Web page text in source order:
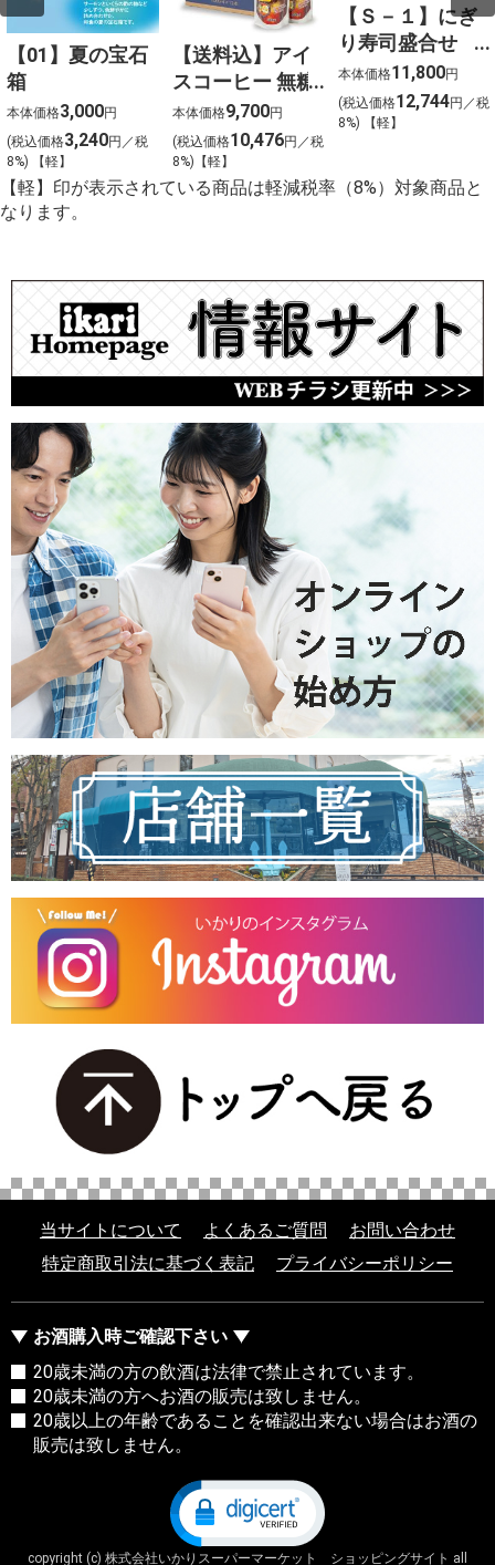
【01】夏の宝石
箱
本体価格3,000円
(税込価格3,240円／税
8%) 【軽】
【送料込】アイ
スコーヒー 無糖
〈ケース販売〉
本体価格9,700円
(税込価格10,476円／税
8%)【軽】
【Ｓ－１】にぎ
り寿司盛合せ
（上）〈４人
前〉
本体価格11,800円
(税込価格12,744円／税
8%) 【軽】
【軽】印が表示されている商品は軽減税率（8%）対象商品と
なります。
当サイトについて よくあるご質問
お問い合わせ
特定商取引法に基づく表記
プライバシーポリシー
お酒購入時ご確認下さい
20歳未満の方の飲酒は法律で禁止されています。
20歳未満の方へお酒の販売は致しません。
20歳以上の年齢であることを確認出来ない場合はお酒の
販売は致しません。
copyright (c) 株式会社いかりスーパーマーケット ショッピングサイト all